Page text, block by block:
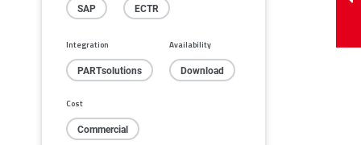
SAP ECTR
Integration
PARTsolutions
Availability
Download
Cost
Commercial